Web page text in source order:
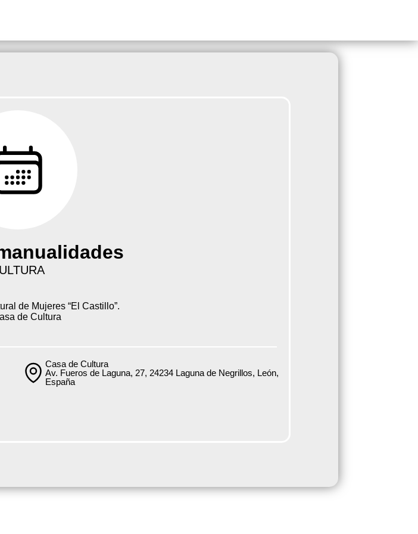
de Mujeres “El Castillo”.
de Cultura
Casa de Cultura
Av. Fueros de Laguna, 27, 24234 Laguna de Negrillos, León,
España